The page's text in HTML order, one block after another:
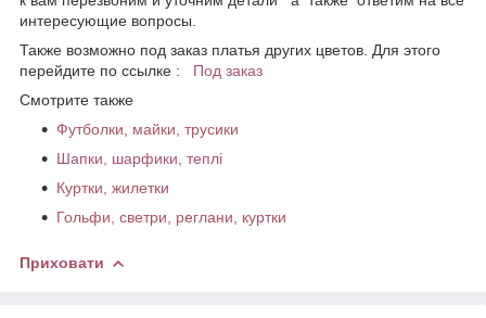
интересующие вопросы.
Также возможно под заказ платья других цветов. Для этого
перейдите по ссылке : Под заказ
Смотрите также
Футболки, майки, трусики
Шапки, шарфики, теплі
Куртки, жилетки
Гольфи, светри, реглани, куртки
Приховати